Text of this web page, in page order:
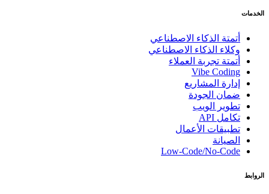
الخدمات
أتمتة الذكاء الاصطناعي
وكلاء الذكاء الاصطناعي
أتمتة تجربة العملاء
Vibe Coding
إدارة المشاريع
ضمان الجودة
تطوير الويب
تكامل API
تطبيقات الأعمال
الصيانة
Low-Code/No-Code
الروابط